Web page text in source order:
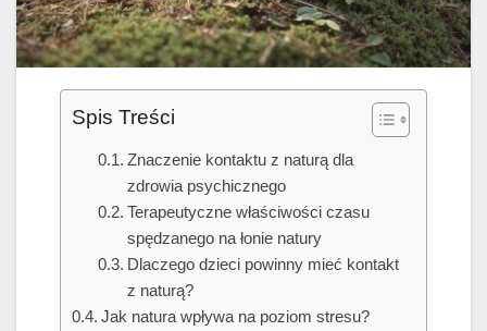
Spis Treści
Znaczenie kontaktu z naturą dla
zdrowia psychicznego
Terapeutyczne właściwości czasu
spędzanego na łonie natury
Dlaczego dzieci powinny mieć kontakt
z naturą?
Jak natura wpływa na poziom stresu?